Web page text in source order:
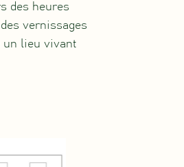
des heures
vernissages
un lieu vivant